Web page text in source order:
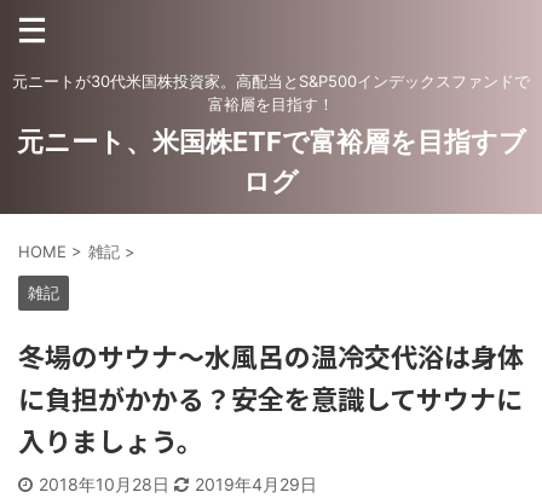
元ニートが30代米国株投資家。高配当とS&P500インデックスファンドで
富裕層を目指す！
元ニート、米国株ETFで富裕層を目指すブ
ログ
HOME > 雑記 >
雑記
冬場のサウナ〜水風呂の温冷交代浴は身体
に負担がかかる？安全を意識してサウナに
入りましょう。
2018年10月28日 2019年4月29日